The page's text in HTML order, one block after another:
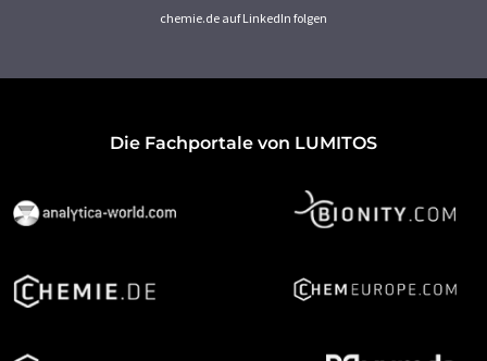
chemie.de auf LinkedIn folgen
Die Fachportale von LUMITOS